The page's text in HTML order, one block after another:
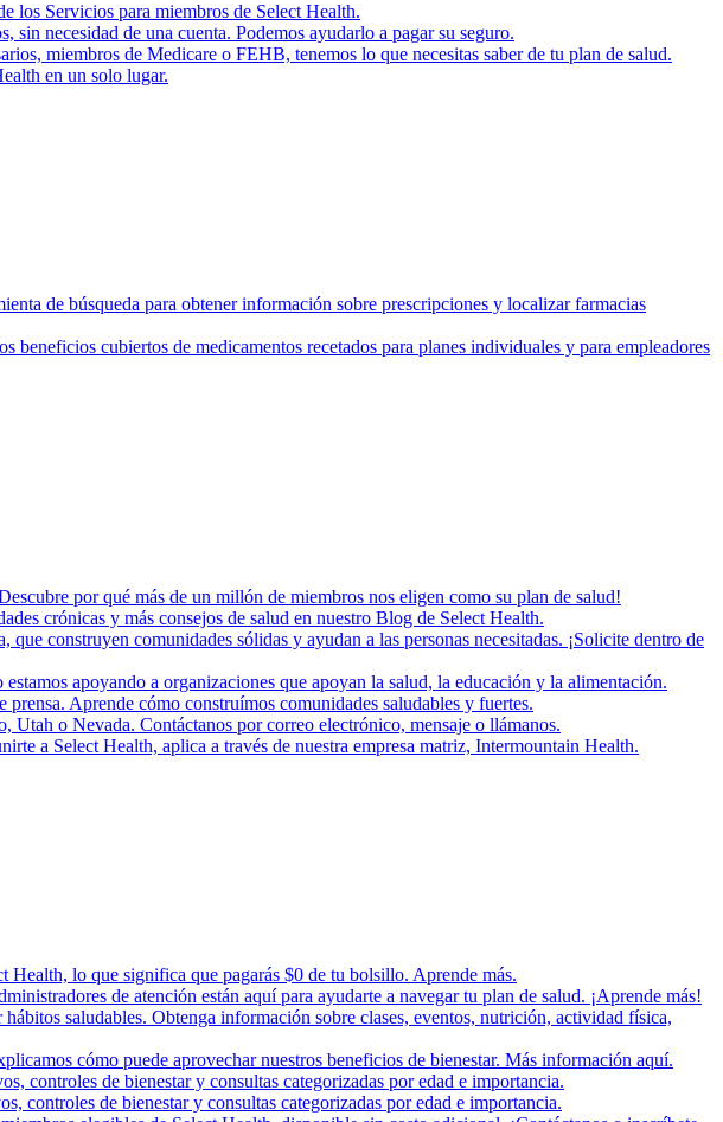
los Servicios para miembros de Select Health.
necesidad de una cuenta. Podemos ayudarlo a pagar su seguro.
miembros de Medicare o FEHB, tenemos lo que necesitas saber de tu plan de salud.
en un solo lugar.
de búsqueda para obtener información sobre prescripciones y localizar farmacias
beneficios cubiertos de medicamentos recetados para planes individuales y para empleadores
por qué más de un millón de miembros nos eligen como su plan de salud!
crónicas y más consejos de salud en nuestro Blog de Select Health.
construyen comunidades sólidas y ayudan a las personas necesitadas. ¡Solicite dentro de
apoyando a organizaciones que apoyan la salud, la educación y la alimentación.
Aprende cómo construímos comunidades saludables y fuertes.
Utah o Nevada. Contáctanos por correo electrónico, mensaje o llámanos.
a Select Health, aplica a través de nuestra empresa matriz, Intermountain Health.
Health, lo que significa que pagarás $0 de tu bolsillo. Aprende más.
de atención están aquí para ayudarte a navegar tu plan de salud. ¡Aprende más!
saludables. Obtenga información sobre clases, eventos, nutrición, actividad física,
cómo puede aprovechar nuestros beneficios de bienestar. Más información aquí.
controles de bienestar y consultas categorizadas por edad e importancia.
controles de bienestar y consultas categorizadas por edad e importancia.